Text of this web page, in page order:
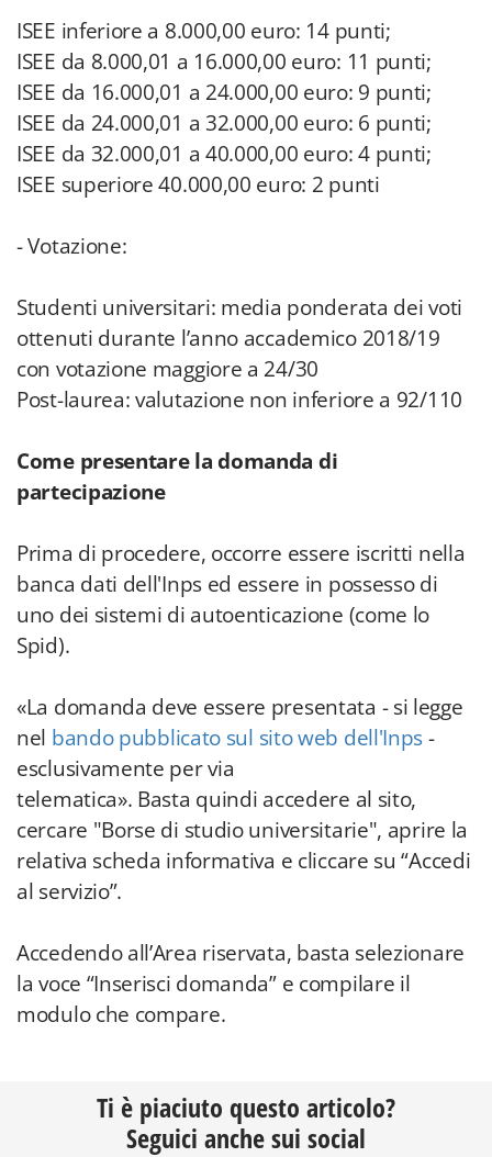
ISEE inferiore a 8.000,00 euro: 14 punti;
ISEE da 8.000,01 a 16.000,00 euro: 11 punti;
ISEE da 16.000,01 a 24.000,00 euro: 9 punti;
ISEE da 24.000,01 a 32.000,00 euro: 6 punti;
ISEE da 32.000,01 a 40.000,00 euro: 4 punti;
ISEE superiore 40.000,00 euro: 2 punti
- Votazione:
Studenti universitari: media ponderata dei voti
ottenuti durante l’anno accademico 2018/19
con votazione maggiore a 24/30
Post-laurea: valutazione non inferiore a 92/110
Come presentare la domanda di
partecipazione
Prima di procedere, occorre essere iscritti nella
banca dati dell'Inps ed essere in possesso di
uno dei sistemi di autoenticazione (come lo
Spid).
«La domanda deve essere presentata - si legge
nel bando pubblicato sul sito web dell'Inps-
esclusivamente per via
telematica». Basta quindi accedere al sito,
cercare "Borse di studio universitarie", aprire la
relativa scheda informativa e cliccare su “Accedi
al servizio”.
Accedendo all’Area riservata, basta selezionare
la voce “Inserisci domanda” e compilare il
modulo che compare.
Ti è piaciuto questo articolo?
Seguici anche sui social